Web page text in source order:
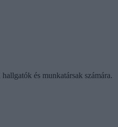
és munkatársak számára.